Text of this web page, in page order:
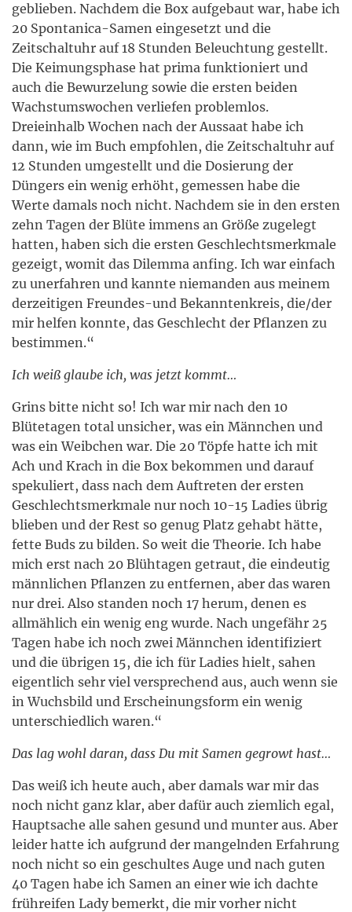
geblieben. Nachdem die Box aufgebaut war, habe ich
20 Spontanica-Samen eingesetzt und die
Zeitschaltuhr auf 18 Stunden Beleuchtung gestellt.
Die Keimungsphase hat prima funktioniert und
auch die Bewurzelung sowie die ersten beiden
Wachstumswochen verliefen problemlos.
Dreieinhalb Wochen nach der Aussaat habe ich
dann, wie im Buch empfohlen, die Zeitschaltuhr auf
12 Stunden umgestellt und die Dosierung der
Düngers ein wenig erhöht, gemessen habe die
Werte damals noch nicht. Nachdem sie in den ersten
zehn Tagen der Blüte immens an Größe zugelegt
hatten, haben sich die ersten Geschlechtsmerkmale
gezeigt, womit das Dilemma anfing. Ich war einfach
zu unerfahren und kannte niemanden aus meinem
derzeitigen Freundes-und Bekanntenkreis, die/der
mir helfen konnte, das Geschlecht der Pflanzen zu
bestimmen.“
Ich weiß glaube ich, was jetzt kommt…
Grins bitte nicht so! Ich war mir nach den 10
Blütetagen total unsicher, was ein Männchen und
was ein Weibchen war. Die 20 Töpfe hatte ich mit
Ach und Krach in die Box bekommen und darauf
spekuliert, dass nach dem Auftreten der ersten
Geschlechtsmerkmale nur noch 10-15 Ladies übrig
blieben und der Rest so genug Platz gehabt hätte,
fette Buds zu bilden. So weit die Theorie. Ich habe
mich erst nach 20 Blühtagen getraut, die eindeutig
männlichen Pflanzen zu entfernen, aber das waren
nur drei. Also standen noch 17 herum, denen es
allmählich ein wenig eng wurde. Nach ungefähr 25
Tagen habe ich noch zwei Männchen identifiziert
und die übrigen 15, die ich für Ladies hielt, sahen
eigentlich sehr viel versprechend aus, auch wenn sie
in Wuchsbild und Erscheinungsform ein wenig
unterschiedlich waren.“
Das lag wohl daran, dass Du mit Samen gegrowt hast…
Das weiß ich heute auch, aber damals war mir das
noch nicht ganz klar, aber dafür auch ziemlich egal,
Hauptsache alle sahen gesund und munter aus. Aber
leider hatte ich aufgrund der mangelnden Erfahrung
noch nicht so ein geschultes Auge und nach guten
40 Tagen habe ich Samen an einer wie ich dachte
frühreifen Lady bemerkt, die mir vorher nicht